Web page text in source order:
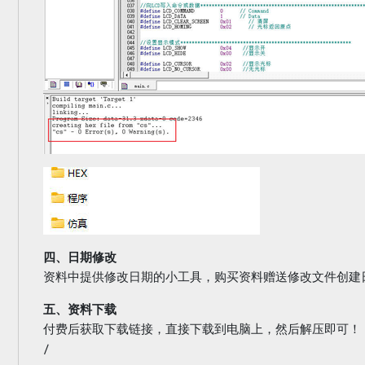
四、日期修改
资料中提供修改日期的小工具，购买资料赠送修改文件创建
五、资料下载
付费后获取下载链接，直接下载到电脑上，然后解压即可！
/